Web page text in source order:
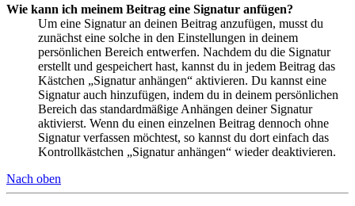
Wie kann ich meinem Beitrag eine Signatur anfügen?
Um eine Signatur an deinen Beitrag anzufügen, musst du
zunächst eine solche in den Einstellungen in deinem
persönlichen Bereich entwerfen. Nachdem du die Signatur
erstellt und gespeichert hast, kannst du in jedem Beitrag das
Kästchen „Signatur anhängen“ aktivieren. Du kannst eine
Signatur auch hinzufügen, indem du in deinem persönlichen
Bereich das standardmäßige Anhängen deiner Signatur
aktivierst. Wenn du einen einzelnen Beitrag dennoch ohne
Signatur verfassen möchtest, so kannst du dort einfach das
Kontrollkästchen „Signatur anhängen“ wieder deaktivieren.
Nach oben